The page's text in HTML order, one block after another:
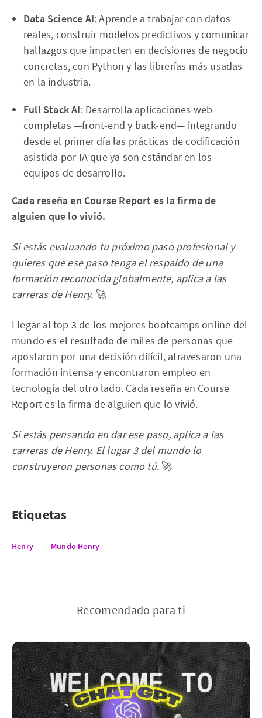
Data Science AI: Aprende a trabajar con datos
reales, construir modelos predictivos y comunicar
hallazgos que impacten en decisiones de negocio
concretas, con Python y las librerías más usadas
en la industria.
Full Stack AI: Desarrolla aplicaciones web
completas —front-end y back-end— integrando
desde el primer día las prácticas de codificación
asistida por IA que ya son estándar en los
equipos de desarrollo.
Cada reseña en Course Report es la firma de
alguien que lo vivió.
Si estás evaluando tu próximo paso profesional y
quieres que ese paso tenga el respaldo de una
formación reconocida globalmente, aplica a las
carreras de Henry. 🚀
Llegar al top 3 de los mejores bootcamps online del
mundo es el resultado de miles de personas que
apostaron por una decisión difícil, atravesaron una
formación intensa y encontraron empleo en
tecnología del otro lado. Cada reseña en Course
Report es la firma de alguien que lo vivió.
Si estás pensando en dar ese paso,aplica a las
carreras de Henry. El lugar 3 del mundo lo
construyeron personas como tú. 🚀
Etiquetas
Henry Mundo Henry
Recomendado para ti